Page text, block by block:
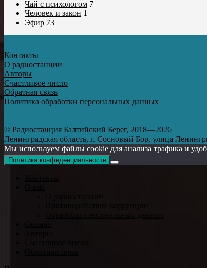
Чай с психологом 7
Человек и закон 1
Эфир 73
Контакты
О радиостанции
Авторы
Счастливое число
Обратная связь
Политика обработки персональных данных
© Радиостанция Балтийский Берег, 2018—2026
Ленинградская область, г. Сосновый Бор, улица
Мы используем файлы cookie для анализа трафика и
Политика конфиденциальности